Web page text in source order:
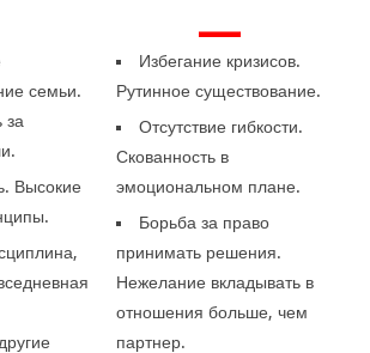
семьи.
за
Высокие
—
Избегание кризисов.
Рутинное существование.
Отсутствие гибкости.
Скованность в
эмоциональном плане.
Борьба за право
принимать решения.
Нежелание вкладывать в
отношения больше, чем
партнер.